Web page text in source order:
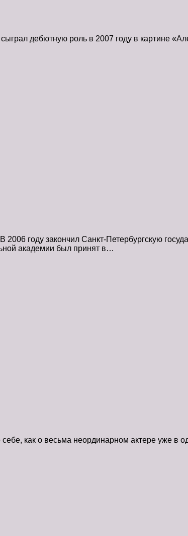
дебютную роль в 2007 году в картине
году закончил Санкт-Петербургскую
академии был принят в…
как о весьма неординарном актере уже в